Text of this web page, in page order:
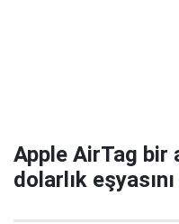
Apple AirTag bir
dolarlık